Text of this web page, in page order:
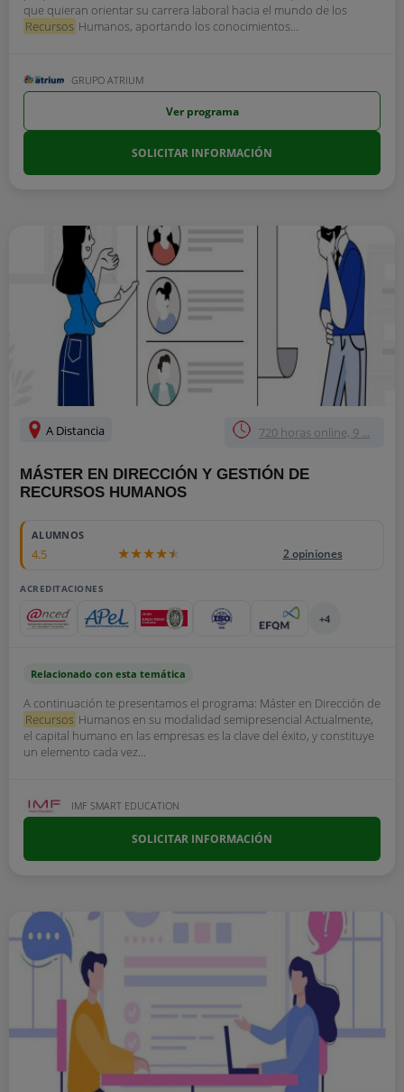
que quieran orientar su carrera laboral hacia el mundo de los
Recursos Humanos, aportando los conocimientos...
GRUPO ATRIUM
Ver programa
SOLICITAR INFORMACIÓN
A Distancia 720 horas online, 9 ...
MÁSTER EN DIRECCIÓN Y GESTIÓN DE
RECURSOS HUMANOS
ALUMNOS
4.5 2 opiniones
ACREDITACIONES
+4
Relacionado con esta temática
A continuación te presentamos el programa: Máster en Dirección de
Recursos Humanos en su modalidad semipresencial Actualmente,
el capital humano en las empresas es la clave del éxito, y constituye
un elemento cada vez...
IMF SMART EDUCATION
SOLICITAR INFORMACIÓN